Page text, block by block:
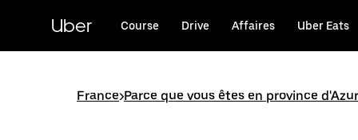
principal
Uber Course Drive Affaires Uber Eats
France>Parce que vous êtes en province d'Azur